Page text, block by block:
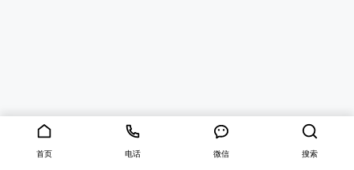
首页 电话 微信 搜索
电话 QQ